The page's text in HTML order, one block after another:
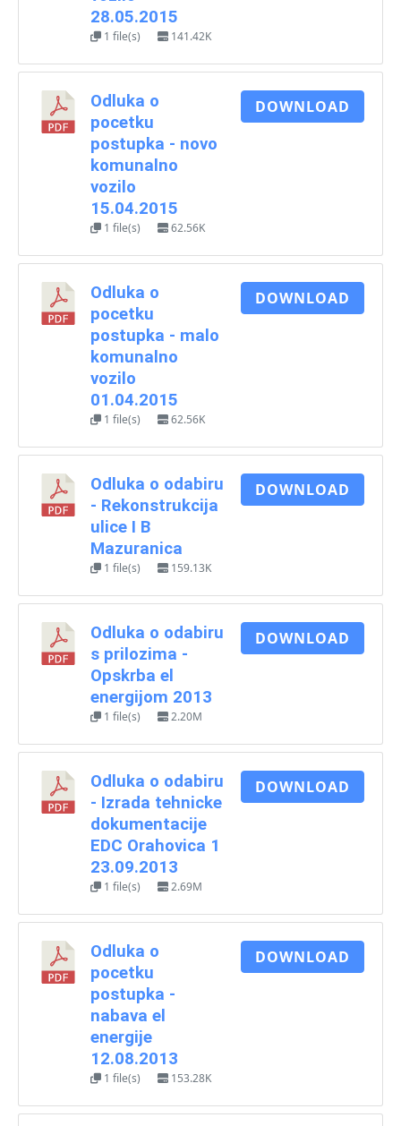
28.05.2015
1 file(s) 141.42K
Odluka o
pocetku
postupka - novo
komunalno
vozilo
15.04.2015
1 file(s) 62.56K
DOWNLOAD
Odluka o
pocetku
postupka - malo
komunalno
vozilo
01.04.2015
1 file(s) 62.56K
DOWNLOAD
Odluka o odabiru
- Rekonstrukcija
ulice I B
Mazuranica
1 file(s) 159.13K
DOWNLOAD
Odluka o odabiru
s prilozima -
Opskrba el
energijom 2013
1 file(s) 2.20M
DOWNLOAD
Odluka o odabiru
- Izrada tehnicke
dokumentacije
EDC Orahovica 1
23.09.2013
1 file(s) 2.69M
DOWNLOAD
Odluka o
pocetku
postupka -
nabava el
energije
12.08.2013
1 file(s) 153.28K
DOWNLOAD